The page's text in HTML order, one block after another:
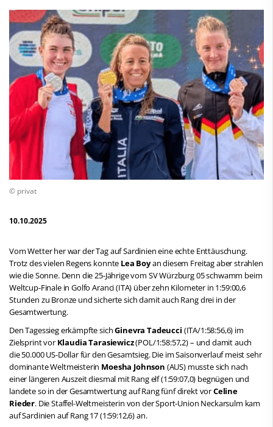
© privat
10.10.2025
Vom Wetter her war der Tag auf Sardinien eine echte Enttäuschung.
Trotz des vielen Regens konnte Lea Boyan diesem Freitag aber strahlen
wie die Sonne. Denn die 25-Jährige vom SV Würzburg 05 schwamm beim
Weltcup-Finale in Golfo Aranci (ITA) über zehn Kilometer in 1:59:00,6
Stunden zu Bronze und sicherte sich damit auch Rang drei in der
Gesamtwertung.
Den Tagessieg erkämpfte sichGinevra Tadeucci (ITA/1:58:56,6) im
Zielsprint vor Klaudia Tarasiewicz(POL/1:58:57,2) – und damit auch
die 50.000 US-Dollar für den Gesamtsieg. Die im Saisonverlauf meist sehr
dominante Weltmeisterin Moesha Johnson (AUS) musste sich nach
einer längeren Auszeit diesmal mit Rang elf (1:59:07,0) begnügen und
landete so in der Gesamtwertung auf Rang fünf direkt vorCeline
Rieder. Die Staffel-Weltmeisterin von der Sport-Union Neckarsulm kam
auf Sardinien auf Rang 17 (1:59:12,6) an.
Deutscher Schwimm-Verband e.V.
Korbacher Straße 93
D-34132 Kassel
Fax: +49 561 94083-15
info@dsv.de